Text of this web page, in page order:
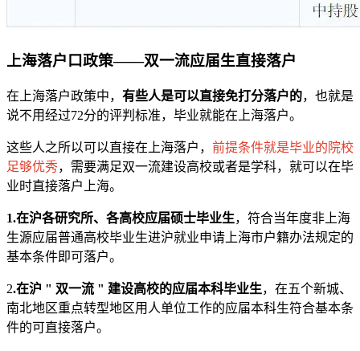
上海落户口政策——双一流应届生直接落户
在上海落户政策中， 有些人是可以直接免打分落户的，也就是
说不用经过72分的评判标准，毕业就能在上海落户。
这些人之所以可以直接在上海落户， 前提条件就是毕业的院校
足够优秀，需要满足双一流建设高校或者是学科，就可以在毕
业时直接落户上海。
1.在沪各研究所、各高校应届硕士毕业生，符合当年度非上海
生源应届普通高校毕业生进沪就业申请上海市户籍办法规定的
基本条件即可落户。
2.在沪 " 双一流 " 建设高校的应届本科毕业生，在五个新城、
南北地区重点转型地区用人单位工作的应届本科生符合基本条
件的可直接落户。